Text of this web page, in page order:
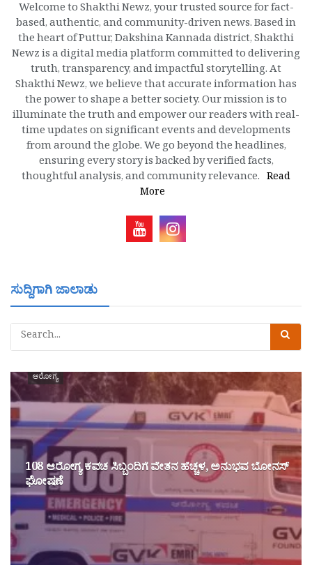
Welcome to Shakthi Newz, your trusted source for fact-
based, authentic, and community-driven news. Based in
the heart of Puttur, Dakshina Kannada district, Shakthi
Newz is a digital media platform committed to delivering
truth, transparency, and impactful storytelling. At
Shakthi Newz, we believe that accurate information has
the power to shape a better society. Our mission is to
illuminate the truth and empower our readers with real-
time updates on significant events and developments
from around the globe. We go beyond the headlines,
ensuring every story is backed by verified facts,
thoughtful analysis, and community relevance. Read
More
ಸುದ್ದಿಗಾಗಿ ಜಾಲಾಡು
ಆರೋಗ್ಯ
108 ಆರೋಗ್ಯ ಕವಚ ಸಿಬ್ಬಂದಿಗೆ ವೇತನ ಹೆಚ್ಚಳ, ಅನುಭವ ಬೋನಸ್
ಘೋಷಣೆ